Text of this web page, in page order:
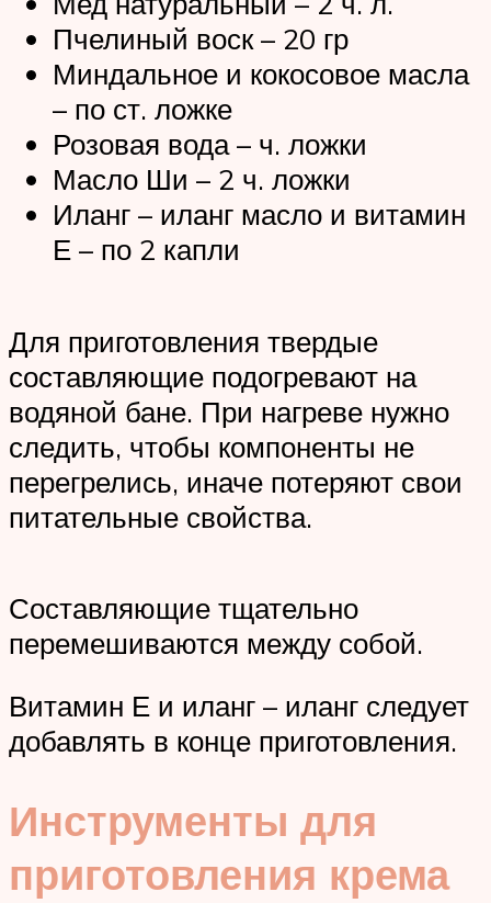
Пчелиный воск – 20 гр
Миндальное и кокосовое масла
– по ст. ложке
Розовая вода – ч. ложки
Масло Ши – 2 ч. ложки
Иланг – иланг масло и витамин
Е – по 2 капли
Для приготовления твердые
составляющие подогревают на
водяной бане. При нагреве нужно
следить, чтобы компоненты не
перегрелись, иначе потеряют свои
питательные свойства.
Составляющие тщательно
перемешиваются между собой.
Витамин Е и иланг – иланг следует
добавлять в конце приготовления.
Инструменты для
приготовления крема